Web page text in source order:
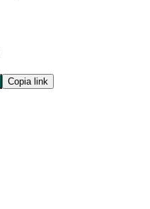
Copia link